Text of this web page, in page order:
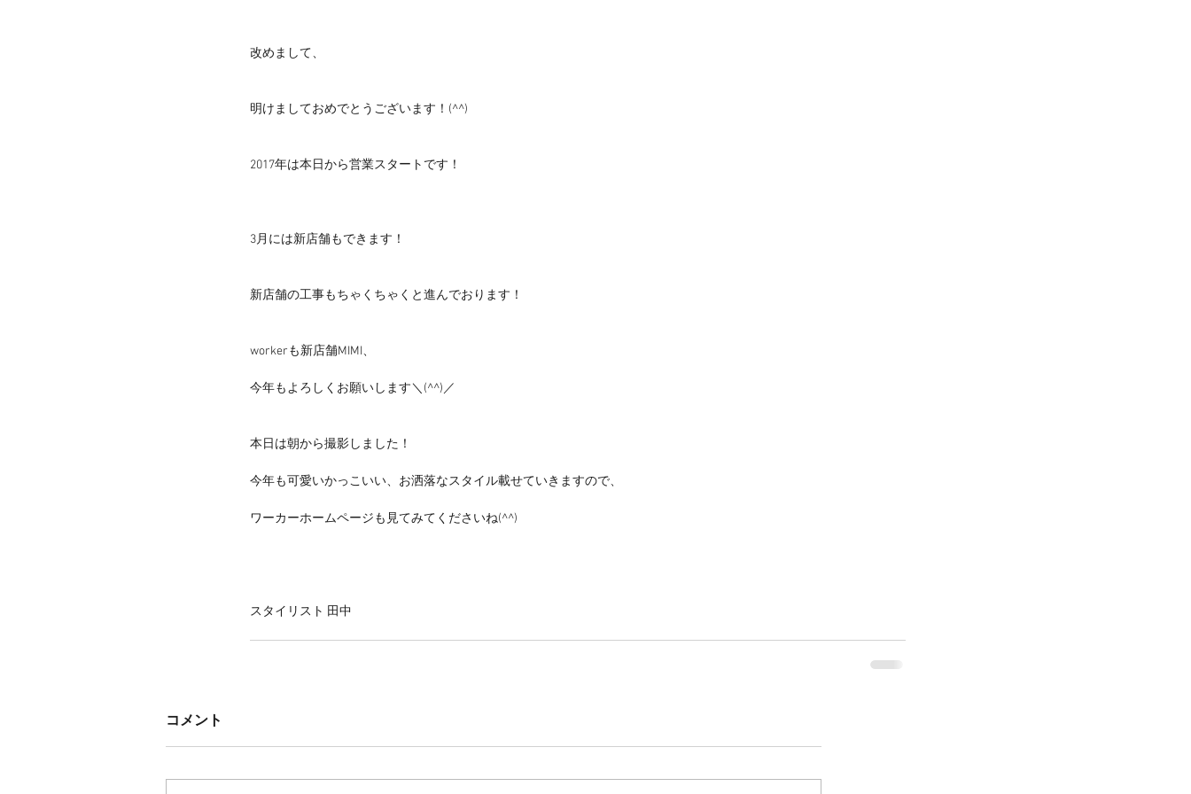
改めまして、
明けましておめでとうございます！(^^)
2017年は本日から営業スタートです！
3月には新店舗もできます！
新店舗の工事もちゃくちゃくと進んでおります！
workerも新店舗MIMI、
今年もよろしくお願いします＼(^^)／
本日は朝から撮影しました！
今年も可愛いかっこいい、お洒落なスタイル載せていきますので、
ワーカーホームページも見てみてくださいね(^^)
スタイリスト 田中
コメント